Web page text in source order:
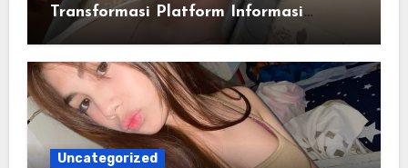
Transformasi Platform Informasi
Online
Uncategorized